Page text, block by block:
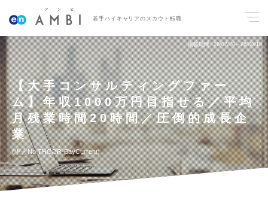
若手ハイキャリアのスカウト転職
掲載期間 26/07/28～26/08/10
【大手コンサルティングファー
ム】年収1000万円目指せる／平均
月残業時間20時間／圧倒的成長企
業
求人No.THGDR-BayCurrent